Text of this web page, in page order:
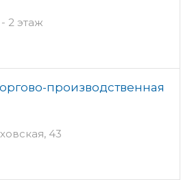
2 этаж
производственная
43